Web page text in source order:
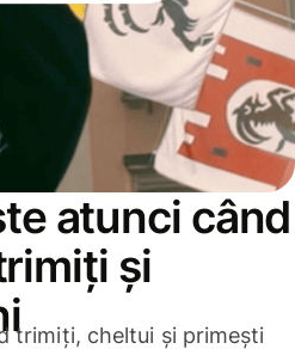
atunci când
și
trimiți, cheltui și primești